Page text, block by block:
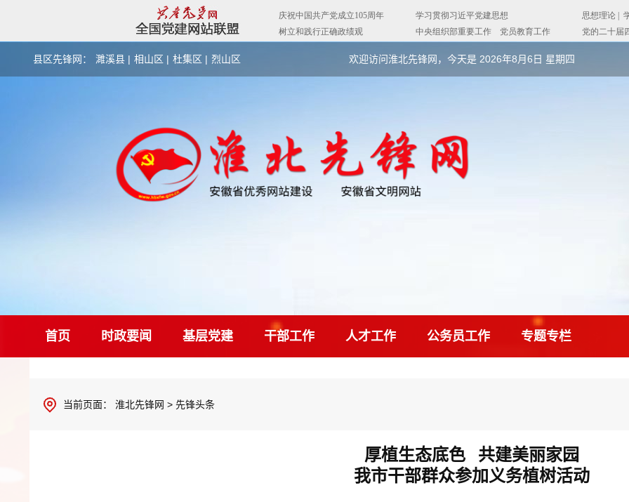
县区先锋网： 濉溪县 | 相山区 | 杜集区 | 烈山区 欢迎访问淮北先锋网，今天是 2026年8月6日 星期四
首页 时政要闻 基层党建 干部工作 人才工作 公务员工作 专题专栏
当前页面： 淮北先锋网 > 先锋头条
厚植生态底色 共建美丽家园
我市干部群众参加义务植树活动